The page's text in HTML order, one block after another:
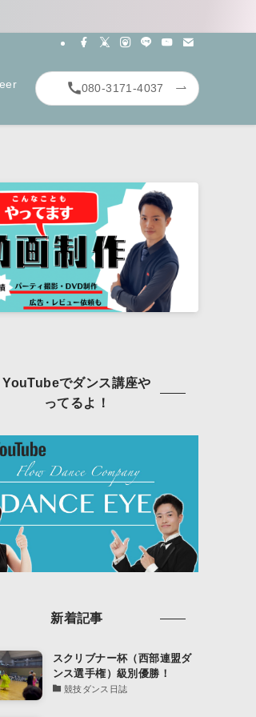
080-3171-4037
YouTubeでダンス講座や
ってるよ！
新着記事
スクリブナー杯（西部連盟ダ
ンス選手権）級別優勝！
競技ダンス日誌